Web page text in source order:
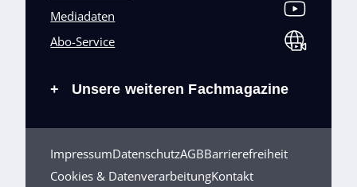
Mediadaten
Abo-Service
+ Unsere weiteren Fachmagazine
ImpressumDatenschutzAGBBarrierefreiheit
Cookies & DatenverarbeitungKontakt